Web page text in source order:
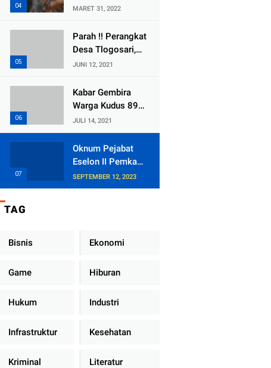
Selewengkan
Bantuan Mushola
Pemandu Karaoke
Bersedia Bugil
MARET 31, 2022
Parah !! Perangkat
Desa Tlogosari,
Kecamatan
Embat Dana Bedah
Rumah dari
JUNI 12, 2021
Kabar Gembira
Warga Kudus 89
Persen RT di
Kudus Zona Hijau
JULI 14, 2021
Oknum Pejabat
Eselon II Pemkab
Lampung Utara
Asik Ngobrol
Dinas
SEPTEMBER 12, 2023
TAG
Bisnis Ekonomi
Game Hiburan
Hukum Industri
Infrastruktur Kesehatan
Kriminal Literatur